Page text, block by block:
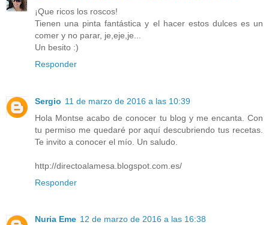
¡Que ricos los roscos!
Tienen una pinta fantástica y el hacer estos dulces es un
comer y no parar, je,eje,je...
Un besito :)
Responder
Sergio 11 de marzo de 2016 a las 10:39
Hola Montse acabo de conocer tu blog y me encanta. Con
tu permiso me quedaré por aquí descubriendo tus recetas.
Te invito a conocer el mío. Un saludo.
http://directoalamesa.blogspot.com.es/
Responder
Nuria Eme 12 de marzo de 2016 a las 16:38